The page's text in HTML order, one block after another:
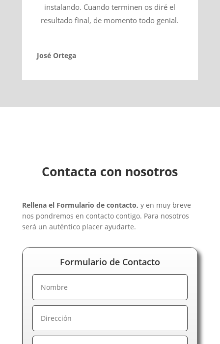
instalando. Cuando terminen os diré el
resultado final, de momento todo genial.
José Ortega
Contacta con nosotros
Rellena el Formulario de contacto, y en muy breve
nos pondremos en contacto contigo. Para nosotros
será un auténtico placer ayudarte.
Formulario de Contacto